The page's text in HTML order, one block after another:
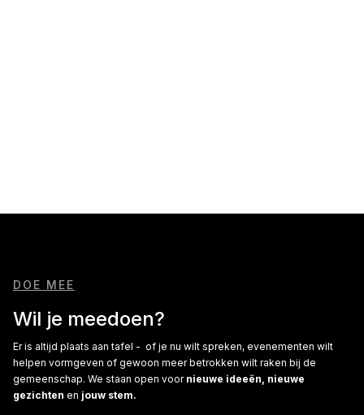
DOE MEE
Wil je meedoen?
Er is altijd plaats aan tafel - of je nu wilt spreken, evenementen wilt
helpen vormgeven of gewoon meer betrokken wilt raken bij de
gemeenschap. We staan open voor nieuwe ideeën, nieuwe
gezichten en jouw stem.